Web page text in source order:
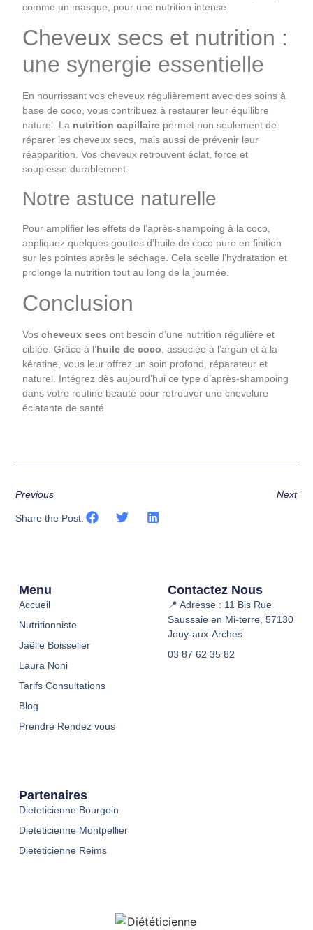
comme un masque, pour une nutrition intense.
Cheveux secs et nutrition :
une synergie essentielle
En nourrissant vos cheveux régulièrement avec des soins à
base de coco, vous contribuez à restaurer leur équilibre
naturel. La nutrition capillaire permet non seulement de
réparer les cheveux secs, mais aussi de prévenir leur
réapparition. Vos cheveux retrouvent éclat, force et
souplesse durablement.
Notre astuce naturelle
Pour amplifier les effets de l’après-shampoing à la coco,
appliquez quelques gouttes d’huile de coco pure en finition
sur les pointes après le séchage. Cela scelle l’hydratation et
prolonge la nutrition tout au long de la journée.
Conclusion
Voscheveux secs ont besoin d’une nutrition régulière et
ciblée. Grâce à l’huile de coco , associée à l’argan et à la
kératine, vous leur offrez un soin profond, réparateur et
naturel. Intégrez dès aujourd’hui ce type d’après-shampoing
dans votre routine beauté pour retrouver une chevelure
éclatante de santé.
Previous Next
Share the Post:
Menu
Accueil
Nutritionniste
Jaëlle Boisselier
Laura Noni
Tarifs Consultations
Blog
Prendre Rendez vous
Contactez Nous
📍 Adresse : 11 Bis Rue
Saussaie en Mi-terre, 57130
Jouy-aux-Arches
03 87 62 35 82
Partenaires
Dieteticienne Bourgoin
Dieteticienne Montpellier
Dieteticienne Reims